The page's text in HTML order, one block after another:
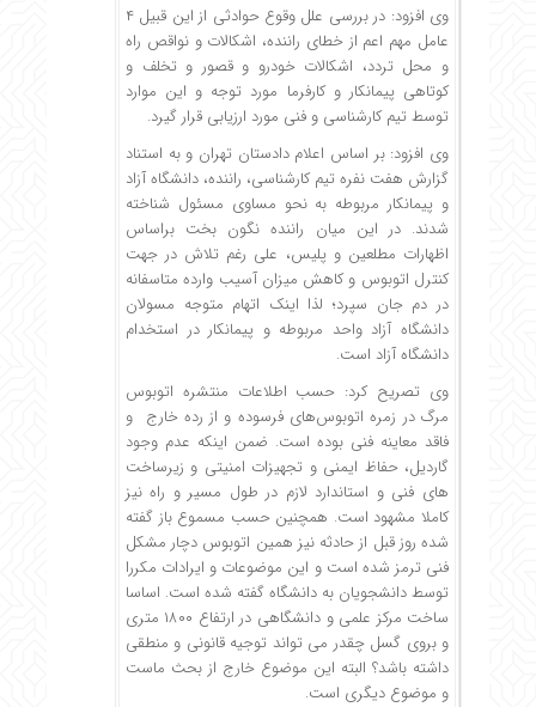
وی افزود: در بررسی علل وقوع حوادثی از این قبیل ۴
عامل مهم اعم از خطای راننده، اشکالات و نواقص راه
و محل تردد، اشکالات خودرو و قصور و تخلف و
کوتاهی پیمانکار و کارفرما مورد توجه و این موارد
توسط تیم کارشناسی و فنی مورد ارزیابی قرار گیرد.
وی افزود: بر اساس اعلام دادستان تهران و به استناد
گزارش هفت نفره تیم کارشناسی، راننده، دانشگاه آزاد
و پیمانکار مربوطه به نحو مساوی مسئول شناخته
شدند. در این میان راننده نگون بخت براساس
اظهارات مطلعین و پلیس، علی رغم تلاش در جهت
کنترل اتوبوس و کاهش میزان آسیب وارده متاسفانه
در دم جان سپرد؛ لذا اینک اتهام متوجه مسولان
دانشگاه آزاد واحد مربوطه و پیمانکار در استخدام
دانشگاه آزاد است.
وی تصریح کرد: حسب اطلاعات منتشره اتوبوس
مرگ در زمره اتوبوس‌های فرسوده و از رده خارج و
فاقد معاینه فنی بوده است. ضمن اینکه عدم وجود
گاردیل، حفاظ ایمنی و تجهیزات امنیتی و زیرساخت
های فنی و استاندارد لازم در طول مسیر و راه نیز
کاملا مشهود است. همچنین حسب مسموع باز گفته
شده روز قبل از حادثه نیز همین اتوبوس دچار مشکل
فنی ترمز شده است و این موضوعات و ایرادات مکررا
توسط دانشجویان به دانشگاه گفته شده است. اساسا
ساخت مرکز علمی و دانشگاهی در ارتفاع ۱۸۰۰ متری
و بروی گسل چقدر می تواند توجیه قانونی و منطقی
داشته باشد؟ البته این موضوع خارج از بحث ماست
و موضوع دیگری است.